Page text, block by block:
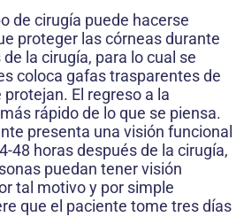
de cirugía puede hacerse
proteger las córneas durante
la cirugía, para lo cual se
coloca gafas trasparentes de
El regreso a la
rápido de lo que se piensa.
presenta una visión funcional
48 horas después de la cirugía,
puedan tener visión
tal motivo y por simple
que el paciente tome tres días